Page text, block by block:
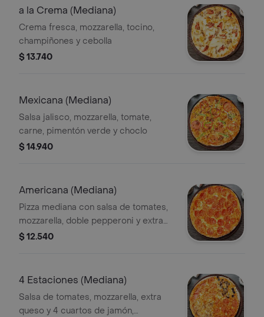
a la Crema (Mediana)
Crema fresca, mozzarella, tocino,
champiñones y cebolla
$ 13.740
Mexicana (Mediana)
Salsa jalisco, mozzarella, tomate,
carne, pimentón verde y choclo
$ 14.940
Americana (Mediana)
Pizza mediana con salsa de tomates,
mozzarella, doble pepperoni y extra
queso.
$ 12.540
4 Estaciones (Mediana)
Salsa de tomates, mozzarella, extra
queso y 4 cuartos de jamón,